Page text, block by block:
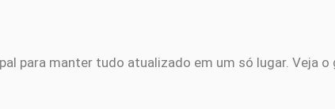
para manter tudo atualizado em um só lugar. Veja o